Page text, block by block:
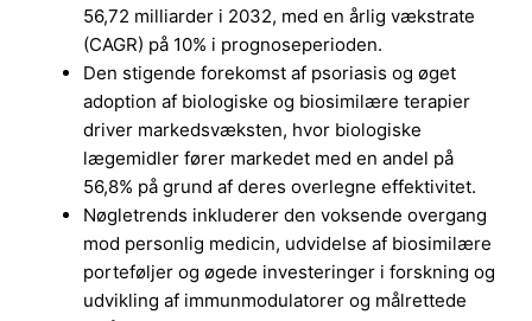
56,72 milliarder i 2032, med en årlig vækstrate
(CAGR) på 10% i prognoseperioden.
Den stigende forekomst af psoriasis og øget
adoption af biologiske og biosimilære terapier
driver markedsvæksten, hvor biologiske
lægemidler fører markedet med en andel på
56,8% på grund af deres overlegne effektivitet.
Nøgletrends inkluderer den voksende overgang
mod personlig medicin, udvidelse af biosimilære
porteføljer og øgede investeringer i forskning og
udvikling af immunmodulatorer og målrettede